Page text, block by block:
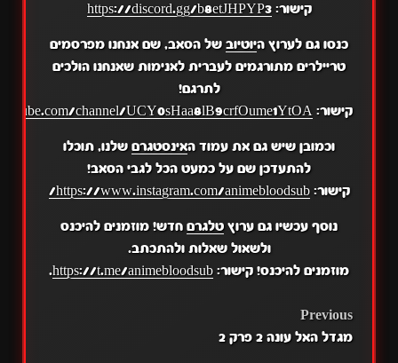
קישור:https://discord.gg/b8etJHPYP3
כנסו גם לערוץ היוטיובשל הסאב, שם אנחנו מפרסמים
טריילרים מתורגמים לעברית לאנימות שאנחנו הולכים
לתרגם!
קישור: channel/UCY0sHaa8lB9crfOume1YtOA
וכמובן שיש גם את עמוד האינסטגרםשלנו, תוכלו
להתעדכן שם על כמעט הכל לגבי הסאב!
קישור:https://www.instagram.com/animebloodsub/
נוסף עכשיו גם ערוץטלגרםחדש! מוזמנים להיכנס
ולשאול שאלות ולהתכתב.
מוזמנים להיכנס! קישור: https://t.me/animebloodsub
.
POST
Previous
מגדל האל עונה 2 פרק 2